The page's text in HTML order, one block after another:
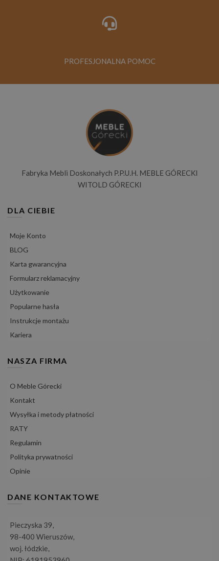
PROFESJONALNA POMOC
Fabryka Mebli Doskonałych P.P.U.H. MEBLE GÓRECKI
WITOLD GÓRECKI
DLA CIEBIE
Moje Konto
BLOG
Karta gwarancyjna
Formularz reklamacyjny
Użytkowanie
Popularne hasła
Instrukcje montażu
Kariera
NASZA FIRMA
O Meble Górecki
Kontakt
Wysyłka i metody płatności
RATY
Regulamin
Polityka prywatności
Opinie
DANE KONTAKTOWE
Pieczyska 39,
98-400 Wieruszów,
woj. łódzkie,